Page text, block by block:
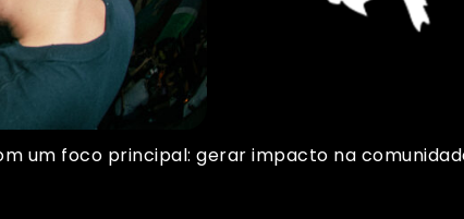
um foco principal: gerar impacto na